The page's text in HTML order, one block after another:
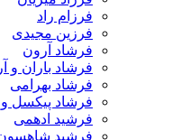
فرزام راد
فرزین مجیدی
فرشاد آرون
فرشاد باران و آراد زارعی
فرشاد بهرامی
فرشاد پیکسل و نیما اهورا
فرشید ادهمی
فرشید شاهسون